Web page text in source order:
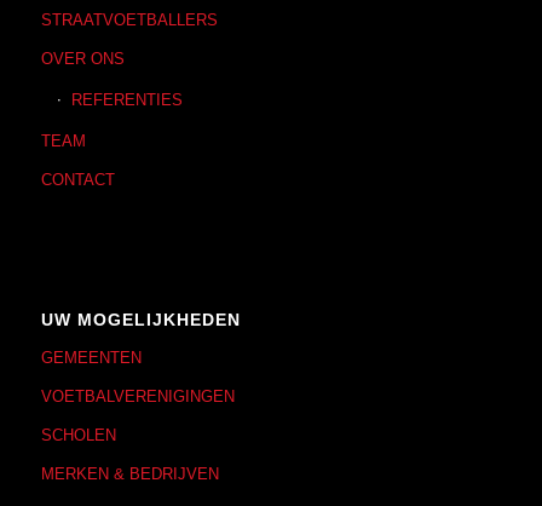
STRAATVOETBALLERS
OVER ONS
REFERENTIES
TEAM
CONTACT
UW MOGELIJKHEDEN
GEMEENTEN
VOETBALVERENIGINGEN
SCHOLEN
MERKEN & BEDRIJVEN